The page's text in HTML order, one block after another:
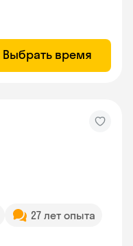
Выбрать время
27 лет опыта